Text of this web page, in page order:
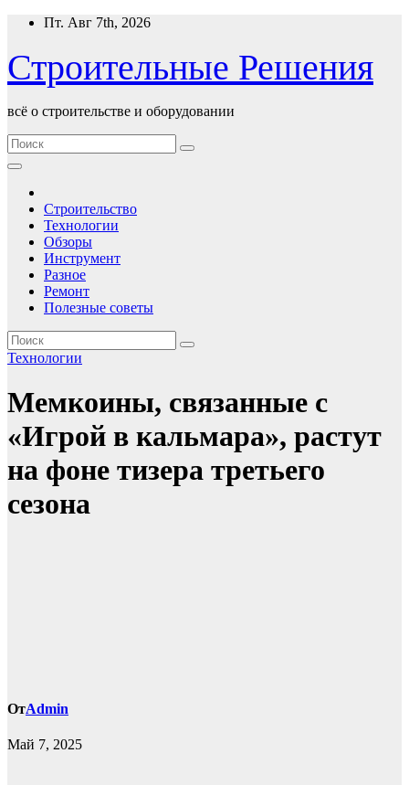
Перейти
содержимому
Пт. Авг 7th, 2026
Строительные Решения
всё о строительстве и оборудовании
Строительство
Технологии
Обзоры
Инструмент
Разное
Ремонт
Полезные советы
Технологии
Мемкоины, связанные с
«Игрой в кальмара», растут
на фоне тизера третьего
сезона
ОтAdmin
Май 7, 2025